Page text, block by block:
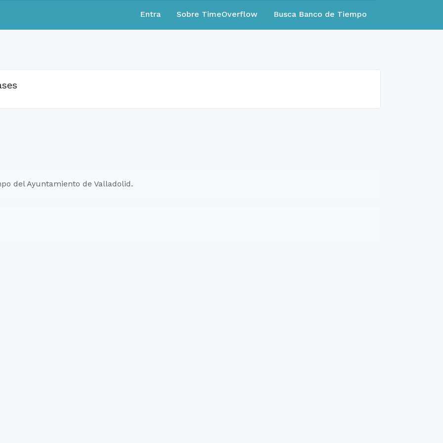
Entra Sobre TimeOverflow Busca Banco de Tiempo
del Ayuntamiento de Valladolid.